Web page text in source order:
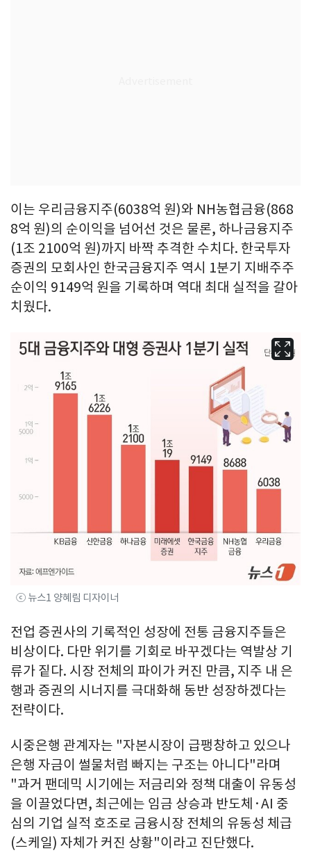
이는 우리금융지주(6038억 원)와 NH농협금융(868
8억 원)의 순이익을 넘어선 것은 물론, 하나금융지주
(1조 2100억 원)까지 바짝 추격한 수치다. 한국투자
증권의 모회사인 한국금융지주 역시 1분기 지배주주
순이익 9149억 원을 기록하며 역대 최대 실적을 갈아
치웠다.
ⓒ 뉴스1 양혜림 디자이너
전업 증권사의 기록적인 성장에 전통 금융지주들은
비상이다. 다만 위기를 기회로 바꾸겠다는 역발상 기
류가 짙다. 시장 전체의 파이가 커진 만큼, 지주 내 은
행과 증권의 시너지를 극대화해 동반 성장하겠다는
전략이다.
시중은행 관계자는 "자본시장이 급팽창하고 있으나
은행 자금이 썰물처럼 빠지는 구조는 아니다"라며
"과거 팬데믹 시기에는 저금리와 정책 대출이 유동성
을 이끌었다면, 최근에는 임금 상승과 반도체·AI 중
심의 기업 실적 호조로 금융시장 전체의 유동성 체급
(스케일) 자체가 커진 상황"이라고 진단했다.